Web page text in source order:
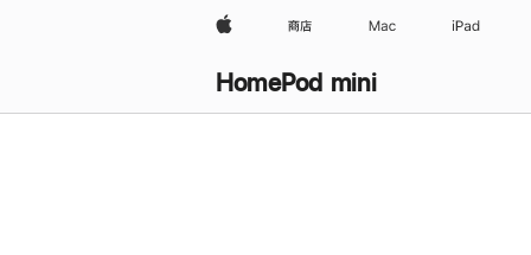
Apple 商店 Mac iPad
HomePod mini